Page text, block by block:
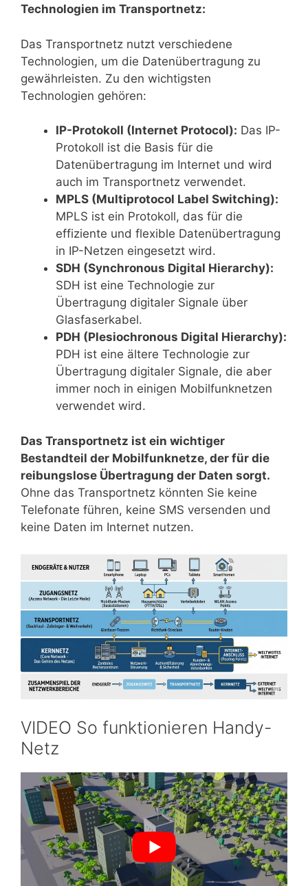
Technologien im Transportnetz:
Das Transportnetz nutzt verschiedene
Technologien, um die Datenübertragung zu
gewährleisten. Zu den wichtigsten
Technologien gehören:
IP-Protokoll (Internet Protocol): Das IP-
Protokoll ist die Basis für die
Datenübertragung im Internet und wird
auch im Transportnetz verwendet.
MPLS (Multiprotocol Label Switching):
MPLS ist ein Protokoll, das für die
effiziente und flexible Datenübertragung
in IP-Netzen eingesetzt wird.
SDH (Synchronous Digital Hierarchy):
SDH ist eine Technologie zur
Übertragung digitaler Signale über
Glasfaserkabel.
PDH (Plesiochronous Digital Hierarchy):
PDH ist eine ältere Technologie zur
Übertragung digitaler Signale, die aber
immer noch in einigen Mobilfunknetzen
verwendet wird.
Das Transportnetz ist ein wichtiger
Bestandteil der Mobilfunknetze, der für die
reibungslose Übertragung der Daten sorgt.
Ohne das Transportnetz könnten Sie keine
Telefonate führen, keine SMS versenden und
keine Daten im Internet nutzen.
VIDEO So funktionieren Handy-
Netz